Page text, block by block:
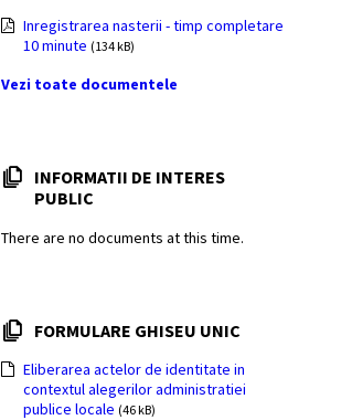
Inregistrarea nasterii - timp completare
10 minute (134 kB)
Vezi toate documentele
INFORMATII DE INTERES
PUBLIC
There are no documents at this time.
FORMULARE GHISEU UNIC
Eliberarea actelor de identitate in
contextul alegerilor administratiei
publice locale (46 kB)